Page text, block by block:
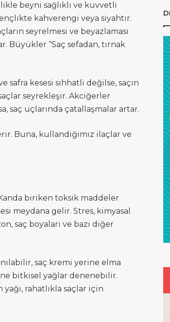
beyni sağlıklı ve kuvvetli
kahverengi veya siyahtır.
seyrelmesi ve beyazlaması
Büyükler “Saç sefadan, tırnak
safra kesesi sıhhatli değilse, saçın
seyrekleşir. Akciğerler
saç uçlarında çatallaşmalar artar.
Buna, kullandığımız ilaçlar ve
biriken toksik maddeler
meydana gelir. Stres, kimyasal
saç boyaları ve bazı diğer
saç kremi yerine elma
bitkisel yağlar denenebilir.
yağı, rahatlıkla saçlar için